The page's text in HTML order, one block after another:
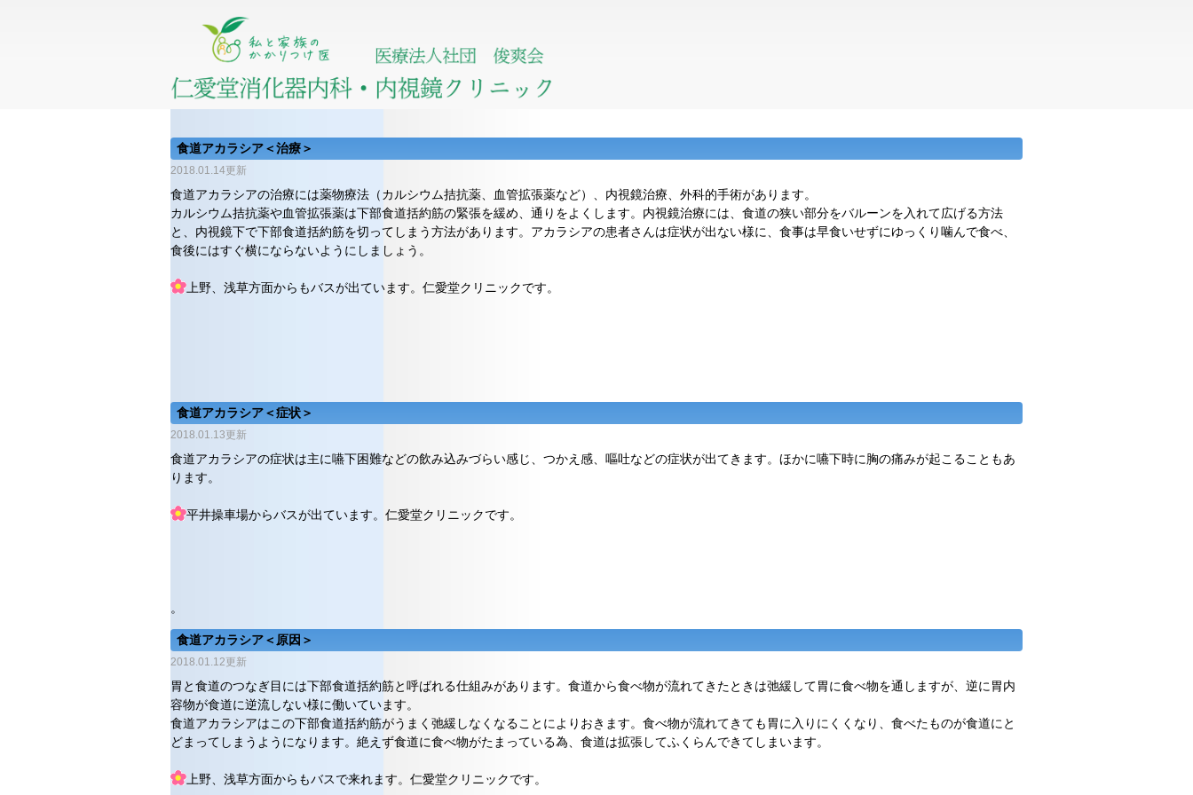
食道アカラシア＜治療＞
2018.01.14更新
食道アカラシアの治療には薬物療法（カルシウム拮抗薬、血管拡張薬など）、内視鏡治療、外科的手術があります。
カルシウム拮抗薬や血管拡張薬は下部食道括約筋の緊張を緩め、通りをよくします。内視鏡治療には、食道の狭い部分をバルーンを入れて広げる方法
と、内視鏡下で下部食道括約筋を切ってしまう方法があります。アカラシアの患者さんは症状が出ない様に、食事は早食いせずにゆっくり噛んで食べ、
食後にはすぐ横にならないようにしましょう。
上野、浅草方面からもバスが出ています。仁愛堂クリニックです。
食道アカラシア＜症状＞
2018.01.13更新
食道アカラシアの症状は主に嚥下困難などの飲み込みづらい感じ、つかえ感、嘔吐などの症状が出てきます。ほかに嚥下時に胸の痛みが起こることもあ
ります。
平井操車場からバスが出ています。仁愛堂クリニックです。
。
食道アカラシア＜原因＞
2018.01.12更新
胃と食道のつなぎ目には下部食道括約筋と呼ばれる仕組みがあります。食道から食べ物が流れてきたときは弛緩して胃に食べ物を通しますが、逆に胃内
容物が食道に逆流しない様に働いています。
食道アカラシアはこの下部食道括約筋がうまく弛緩しなくなることによりおきます。食べ物が流れてきても胃に入りにくくなり、食べたものが食道にと
どまってしまうようになります。絶えず食道に食べ物がたまっている為、食道は拡張してふくらんできてしまいます。
上野、浅草方面からもバスで来れます。仁愛堂クリニックです。